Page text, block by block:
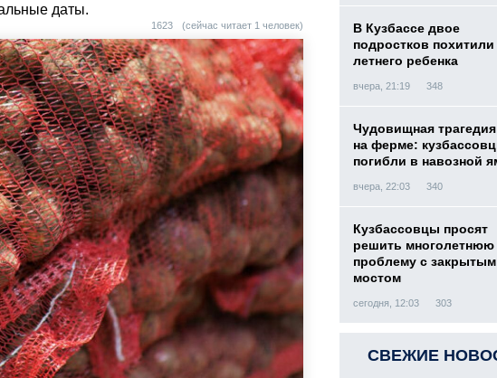
даты.
1623 (сейчас читает 1 человек)
В Кузбассе двое
подростков похитили
летнего ребенка
вчера, 21:19 348
Чудовищная трагедия
на ферме:
погибли в навозной
вчера, 22:03 340
Кузбассовцы просят
решить многолетнюю
проблему с закрытым
мостом
сегодня, 12:03 303
СВЕЖИЕ